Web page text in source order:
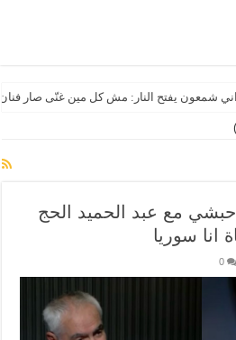
داني شمعون يفتح النار: مش كل مين غنّى صار
مع عبد الحميد الحج
0